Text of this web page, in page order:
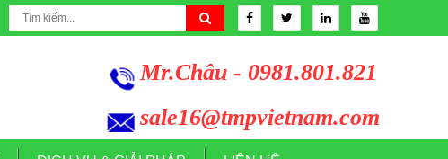
Mr.Châu - 0981.801.821
sale16@tmpvietnam.com